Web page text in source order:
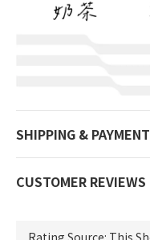
SHIPPING & PAYMENT
CUSTOMER REVIEWS